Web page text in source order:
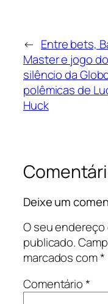
← Entre bets,
Master e jogo
silêncio da
polêmicas de
Huck
Deixe um
O seu
publicado.
marcados com*
Comentário*